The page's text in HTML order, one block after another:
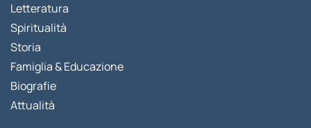
Letteratura
Spiritualità
Storia
Famiglia & Educazione
Biografie
Attualità